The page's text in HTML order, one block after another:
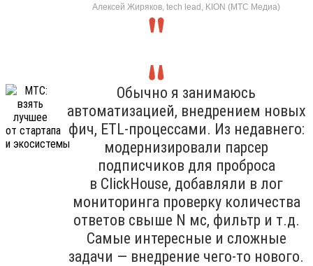
Алексей Жиряков, tech lead, KION (МТС Медиа)
Обычно я занимаюсь
автоматизацией, внедрением новых
фич, ETL-процессами. Из недавнего:
модернизировали парсер
подписчиков для проброса
в ClickHouse, добавляли в лог
мониторинга проверку количества
ответов свыше N мс, фильтр и т.д.
Самые интересные и сложные
задачи — внедрение чего-то нового.